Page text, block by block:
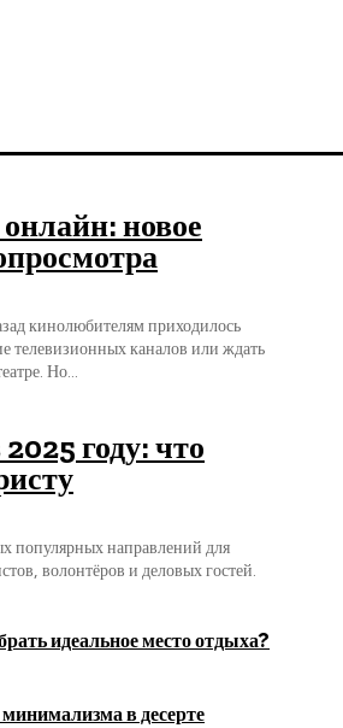
новое
кинолюбителям приходилось
телевизионных каналов или ждать
Но...
году: что
популярных направлений для
волонтёров и деловых гостей.
идеальное место отдыха?
в десерте